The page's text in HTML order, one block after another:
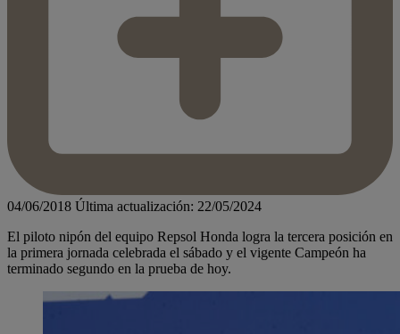
04/06/2018 Última actualización: 22/05/2024
El piloto nipón del equipo Repsol Honda logra la tercera posición en
la primera jornada celebrada el sábado y el vigente Campeón ha
terminado segundo en la prueba de hoy.